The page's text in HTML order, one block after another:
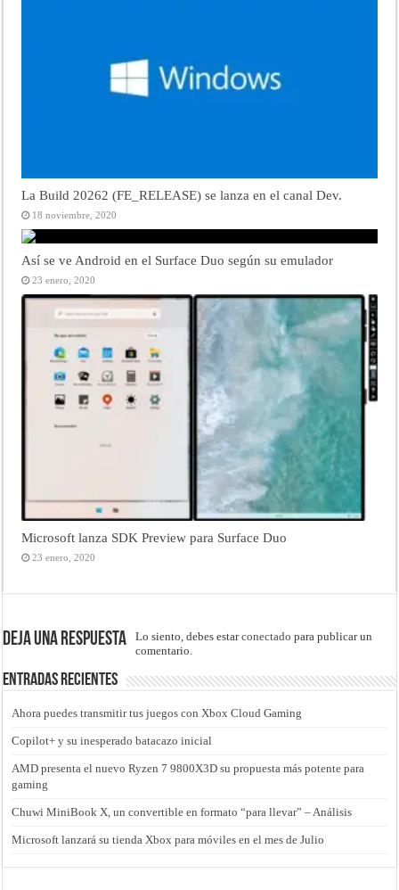
La Build 20262 (FE_RELEASE) se lanza en el canal Dev.
18 noviembre, 2020
Así se ve Android en el Surface Duo según su emulador
23 enero, 2020
Microsoft lanza SDK Preview para Surface Duo
23 enero, 2020
Deja una respuesta Lo siento, debes estarconectado para publicar un
comentario.
Entradas recientes
Ahora puedes transmitir tus juegos con Xbox Cloud Gaming
Copilot+ y su inesperado batacazo inicial
AMD presenta el nuevo Ryzen 7 9800X3D su propuesta más potente para
gaming
Chuwi MiniBook X, un convertible en formato “para llevar” – Análisis
Microsoft lanzará su tienda Xbox para móviles en el mes de Julio